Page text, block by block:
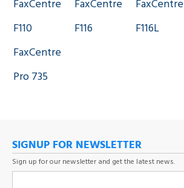
FaxCentre
F110
FaxCentre
F116
FaxCentre
F116L
FaxCentre
Pro 735
SIGNUP FOR NEWSLETTER
Sign up for our newsletter and get the latest news.